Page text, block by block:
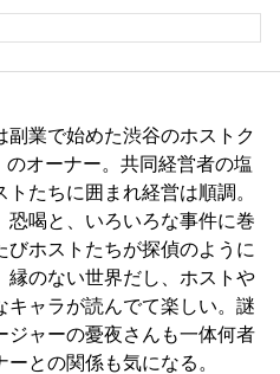
副業で始めた渋谷のホストク
オーナー。共同経営者の塩
たちに囲まれ経営は順調。
恐喝と、いろいろな事件に巻
びホストたちが探偵のように
縁のない世界だし、ホストや
キャラが読んでて楽しい。謎
ジャーの憂夜さんも一体何者
との関係も気になる。